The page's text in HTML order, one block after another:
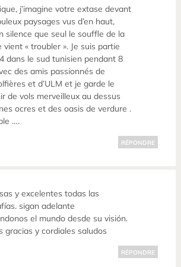
j’imagine votre extase devant
paysages vus d’en haut,
silence que seul le souffle de la
vient « troubler ». Je suis partie
dans le sud tunisien pendant 8
des amis passionnés de
et d’ULM et je garde le
de vols merveilleux au dessus
ocres et des oasis de verdure .
….
RÉPONDRE
y excelentes todas las
sigan adelante
el mundo desde su visión.
gracias y cordiales saludos
RÉPONDRE